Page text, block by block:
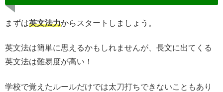
まずは英文法力からスタートしましょう。
英文法は簡単に思えるかもしれませんが、長文に出てくる
英文法は難易度が高い！
学校で覚えたルールだけでは太刀打ちできないこともあり